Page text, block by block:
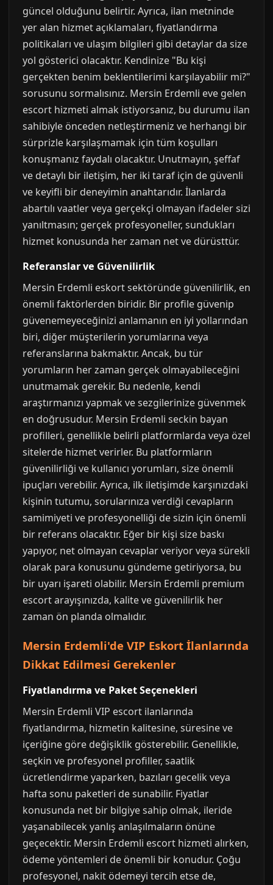
güncel olduğunu belirtir. Ayrıca, ilan metninde
yer alan hizmet açıklamaları, fiyatlandırma
politikaları ve ulaşım bilgileri gibi detaylar da size
yol gösterici olacaktır. Kendinize "Bu kişi
gerçekten benim beklentilerimi karşılayabilir mi?"
sorusunu sormalısınız. Mersin Erdemli eve gelen
escort hizmeti almak istiyorsanız, bu durumu ilan
sahibiyle önceden netleştirmeniz ve herhangi bir
sürprizle karşılaşmamak için tüm koşulları
konuşmanız faydalı olacaktır. Unutmayın, şeffaf
ve detaylı bir iletişim, her iki taraf için de güvenli
ve keyifli bir deneyimin anahtarıdır. İlanlarda
abartılı vaatler veya gerçekçi olmayan ifadeler sizi
yanıltmasın; gerçek profesyoneller, sundukları
hizmet konusunda her zaman net ve dürüsttür.
Referanslar ve Güvenilirlik
Mersin Erdemli eskort sektöründe güvenilirlik, en
önemli faktörlerden biridir. Bir profile güvenip
güvenemeyeceğinizi anlamanın en iyi yollarından
biri, diğer müşterilerin yorumlarına veya
referanslarına bakmaktır. Ancak, bu tür
yorumların her zaman gerçek olmayabileceğini
unutmamak gerekir. Bu nedenle, kendi
araştırmanızı yapmak ve sezgilerinize güvenmek
en doğrusudur. Mersin Erdemli seckin bayan
profilleri, genellikle belirli platformlarda veya özel
sitelerde hizmet verirler. Bu platformların
güvenilirliği ve kullanıcı yorumları, size önemli
ipuçları verebilir. Ayrıca, ilk iletişimde karşınızdaki
kişinin tutumu, sorularınıza verdiği cevapların
samimiyeti ve profesyonelliği de sizin için önemli
bir referans olacaktır. Eğer bir kişi size baskı
yapıyor, net olmayan cevaplar veriyor veya sürekli
olarak para konusunu gündeme getiriyorsa, bu
bir uyarı işareti olabilir. Mersin Erdemli premium
escort arayışınızda, kalite ve güvenilirlik her
zaman ön planda olmalıdır.
Mersin Erdemli'de VIP Eskort İlanlarında
Dikkat Edilmesi Gerekenler
Fiyatlandırma ve Paket Seçenekleri
Mersin Erdemli VIP escort ilanlarında
fiyatlandırma, hizmetin kalitesine, süresine ve
içeriğine göre değişiklik gösterebilir. Genellikle,
seçkin ve profesyonel profiller, saatlik
ücretlendirme yaparken, bazıları gecelik veya
hafta sonu paketleri de sunabilir. Fiyatlar
konusunda net bir bilgiye sahip olmak, ileride
yaşanabilecek yanlış anlaşılmaların önüne
geçecektir. Mersin Erdemli escort hizmeti alırken,
ödeme yöntemleri de önemli bir konudur. Çoğu
profesyonel, nakit ödemeyi tercih etse de,